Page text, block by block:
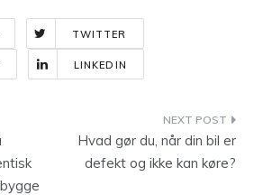
TWITTER
LINKEDIN
Hvad gør du, når din bil er
defekt og ikke kan køre?